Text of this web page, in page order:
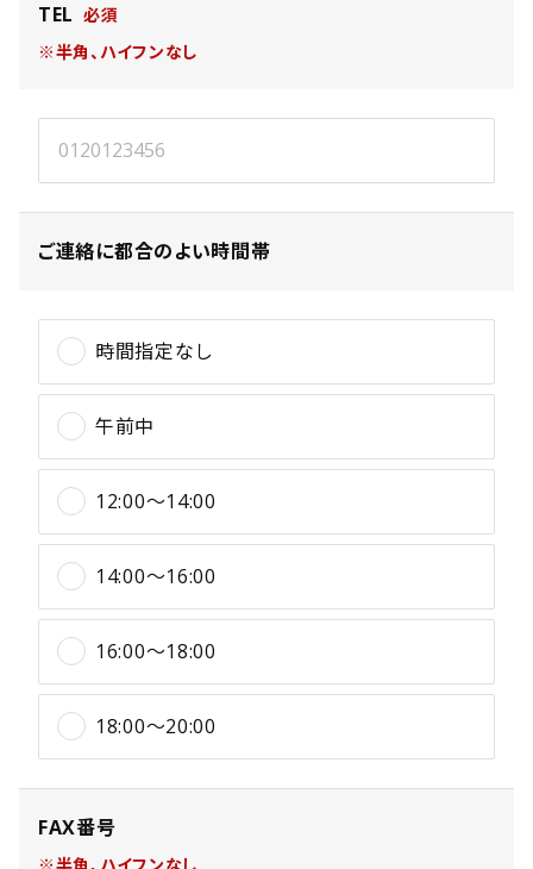
TEL
※半角、ハイフンなし
ご連絡に都合のよい時間帯
時間指定なし
午前中
12:00〜14:00
14:00〜16:00
16:00〜18:00
18:00〜20:00
FAX番号